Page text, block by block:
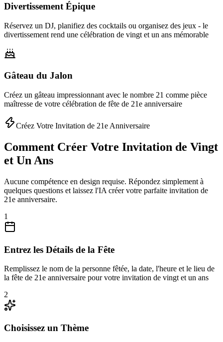
Divertissement Épique
Réservez un DJ, planifiez des cocktails ou organisez des jeux - le
divertissement rend une célébration de vingt et un ans mémorable
Gâteau du Jalon
Créez un gâteau impressionnant avec le nombre 21 comme pièce
maîtresse de votre célébration de fête de 21e anniversaire
Créez Votre Invitation de 21e Anniversaire
Comment Créer Votre Invitation de Vingt
et Un Ans
Aucune compétence en design requise. Répondez simplement à
quelques questions et laissez l'IA créer votre parfaite invitation de
21e anniversaire.
1
Entrez les Détails de la Fête
Remplissez le nom de la personne fêtée, la date, l'heure et le lieu de
la fête de 21e anniversaire pour votre invitation de vingt et un ans
2
Choisissez un Thème